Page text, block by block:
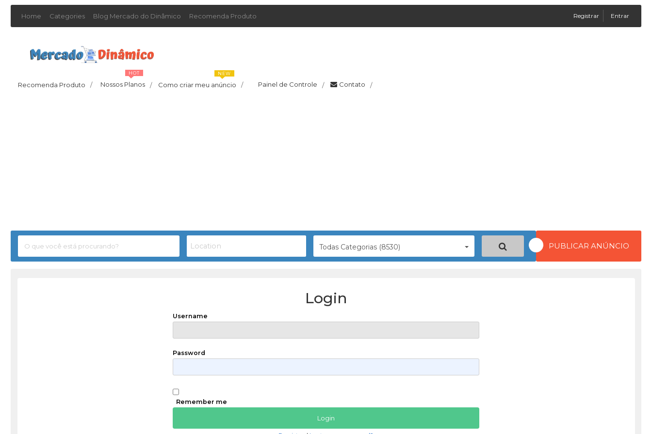
Home Categories Blog Mercado do Dinâmico Recomenda Produto Registrar Entrar
Recomenda Produto / Nossos Planos /
HOT
Como criar meu anúncio /
NEW
Painel de Controle / Contato /
Todas Categorias (8530) PUBLICAR ANÚNCIO
Login
Username
Password
Remember me